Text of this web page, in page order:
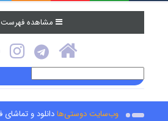
مشاهده فهرست
وب‌سایت دوستی‌هادانلود و تماشای